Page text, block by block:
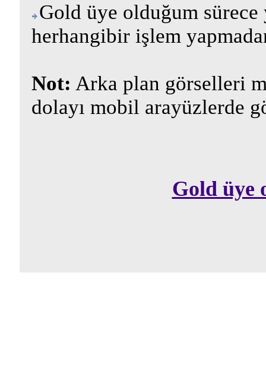
Gold üye olduğum
herhangibir işlem
Not: Arka plan görselleri
dolayı mobil arayüzlerde
Gold üye